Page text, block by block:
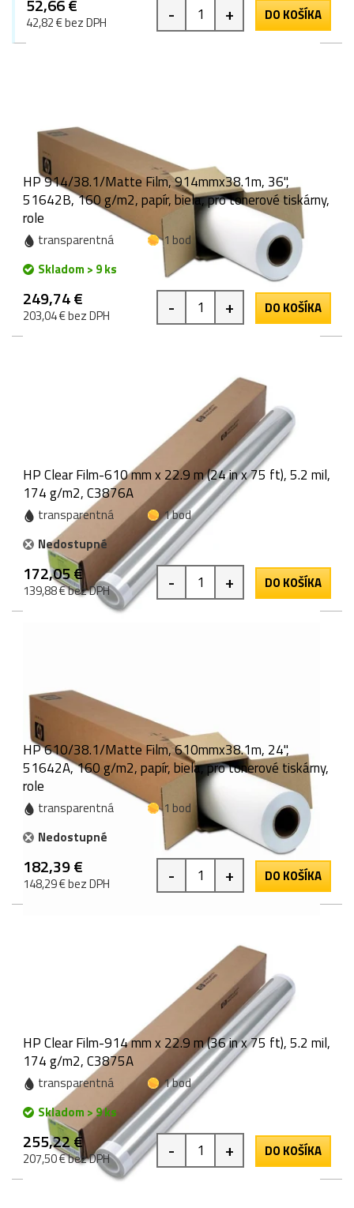
42,82 € bez DPH - + DO KOŠÍKA
HP 914/38.1/Matte Film, 914mmx38.1m, 36",
51642B, 160 g/m2, papír, biela, pro tonerové tiskárny,
role
transparentná
1 bod
Skladom > 9 ks
249,74 €
203,04 € bez DPH - + DO KOŠÍKA
HP Clear Film-610 mm x 22.9 m (24 in x 75 ft), 5.2 mil,
174 g/m2, C3876A
transparentná
1 bod
Nedostupné
172,05 €
139,88 € bez DPH - + DO KOŠÍKA
HP 610/38.1/Matte Film, 610mmx38.1m, 24",
51642A, 160 g/m2, papír, biela, pro tonerové tiskárny,
role
transparentná
1 bod
Nedostupné
182,39 €
148,29 € bez DPH - + DO KOŠÍKA
HP Clear Film-914 mm x 22.9 m (36 in x 75 ft), 5.2 mil,
174 g/m2, C3875A
transparentná
1 bod
Skladom > 9 ks
255,22 €
207,50 € bez DPH - + DO KOŠÍKA